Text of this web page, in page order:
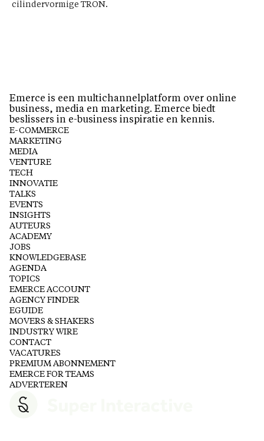
cilindervormige TRON.
Emerce is een multichannelplatform over online
business, media en marketing. Emerce biedt
beslissers in e-business inspiratie en kennis.
E-COMMERCE
MARKETING
MEDIA
VENTURE
TECH
INNOVATIE
TALKS
EVENTS
INSIGHTS
AUTEURS
ACADEMY
JOBS
KNOWLEDGEBASE
AGENDA
TOPICS
EMERCE ACCOUNT
AGENCY FINDER
EGUIDE
MOVERS & SHAKERS
INDUSTRY WIRE
CONTACT
VACATURES
PREMIUM ABONNEMENT
EMERCE FOR TEAMS
ADVERTEREN